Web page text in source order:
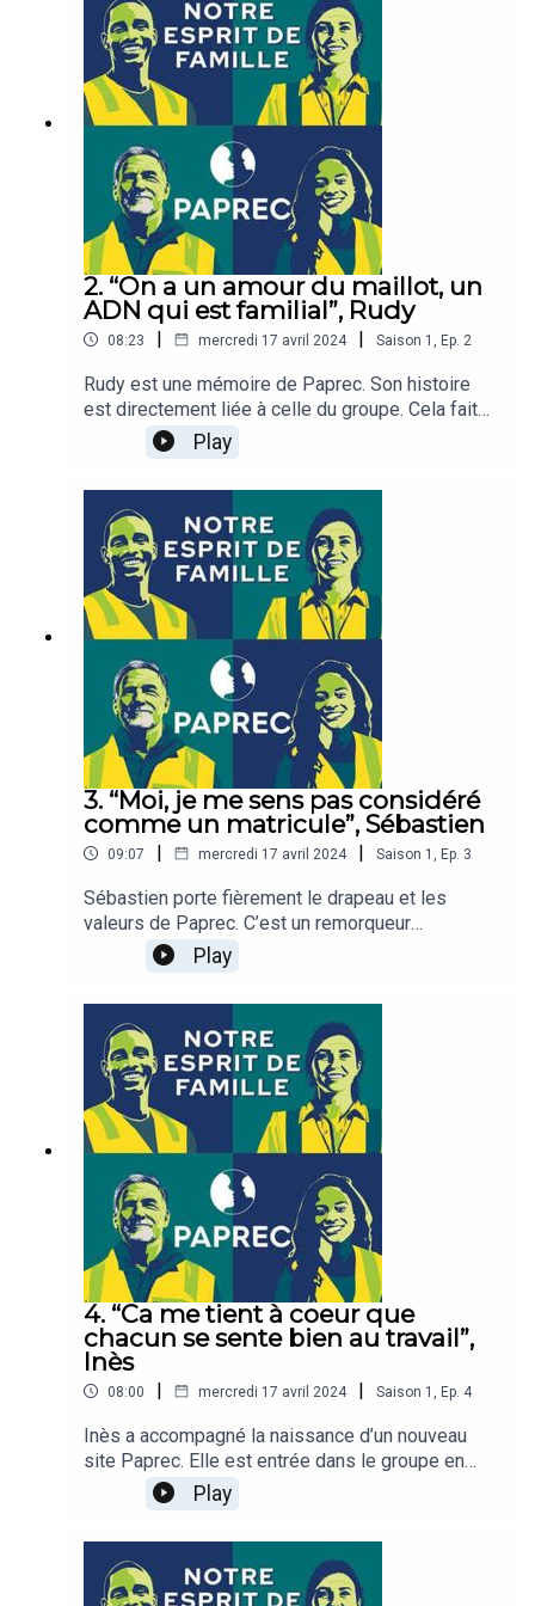
chaînes de tri, et participe à créer ce lien unique
qui lie les salariés chez Paprec.
2. “On a un amour du maillot, un
ADN qui est familial”, Rudy
08:23 | mercredi 17 avril 2024 | Saison 1 Ep. 2
Rudy est une mémoire de Paprec. Son histoire
est directement liée à celle du groupe. Cela fait
24 ans qu’il travaille dans l’entreprise familiale.
D’abord, chauffeur de camion, il a poursuivi son
directeur d’agence. Il s’est révélé manager de
talent, revendiquant des valeurs humaines et
solidaires. Chaque matin, il va dire bonjour à ses
équipes. Au dessus de sa tête passent
régulièrement des hydravions qui viennent se
ravitailler sur l’étang de Berre, tout proche.
Play
3. “Moi, je me sens pas considéré
comme un matricule”, Sébastien
09:07 | mercredi 17 avril 2024 | Saison 1 Ep. 3
Sébastien porte fièrement le drapeau et les
valeurs de Paprec. C’est un remorqueur
consciencieux, grand gagnant d’un Castor d’Or, le
trophée qui met chaque année à l’honneur les
avec émotion cette reconnaissance unique qui
l’encourage à se surpasser chaque jour, quand il
s’apprête à monter à bord de son énorme camion
noir.
Play
4. “Ca me tient à coeur que
chacun se sente bien au travail”,
Inès
08:00 | mercredi 17 avril 2024 | Saison 1 , Ep. 4
Inès a accompagné la naissance d’un nouveau
site Paprec. Elle est entrée dans le groupe en
tant que stagiaire. On lui a rapidement confié des
postes à responsabilité. Et il y a quelques
années, elle a donc été missionnée à Illats, près
de Bordeaux, pour créer une activité. Sur place, un
vieux centre de tri avec des bâtiments en
Play